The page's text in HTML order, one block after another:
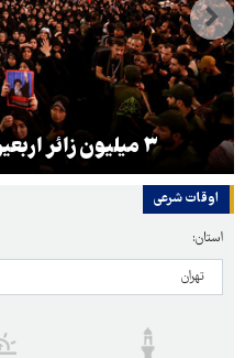
۳ میلیون زائر اربعین به کشور بازگشتند
اوقات شرعی
استان: